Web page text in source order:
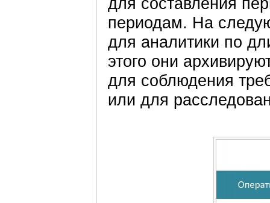
периодам. На
для аналитики по
этого они
для соблюдения
или для